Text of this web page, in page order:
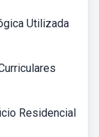
Utilizada
Residencial